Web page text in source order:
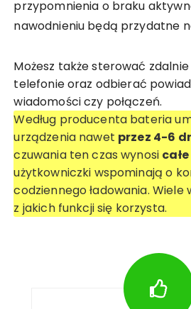
przypomnienia o braku
nawodnieniu będą przydatne
Możesz także sterować
telefonie oraz odbierać
wiadomości czy połączeń.
Według producenta bateria
urządzenia nawet przez 4-6
czuwania ten czas wynosi
użytkowniczki wspominają o
codziennego ładowania. Wiele
z jakich funkcji się korzysta.